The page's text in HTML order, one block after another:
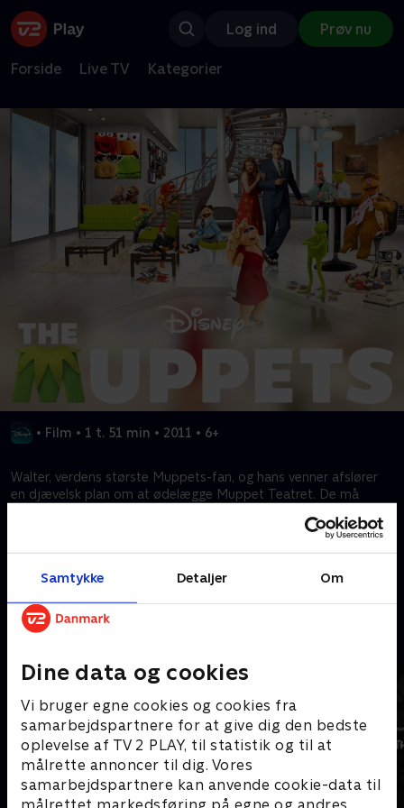
Samtykke Detaljer Om
Dine data og cookies
Vi bruger egne cookies og cookies fra
samarbejdspartnere for at give dig den bedste
oplevelse af TV 2 PLAY, til statistik og til at
målrette annoncer til dig. Vores
samarbejdspartnere kan anvende cookie-data til
Log ind Prøv nu
Forside Live TV Kategorier
• Film • 1 t. 51 min • 2011 • 6+
Walter, verdens største Muppets-fan, og hans venner afslører
en djævelsk plan om at ødelægge Muppet Teatret. De må
Kræver tilkøb